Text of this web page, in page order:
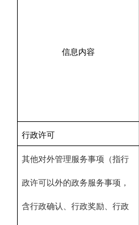
信息内容
行政许可
其他对外管理服务事项 （指行
政许可以外的政务服务事项 ，
含行政确认、行政奖励、行政